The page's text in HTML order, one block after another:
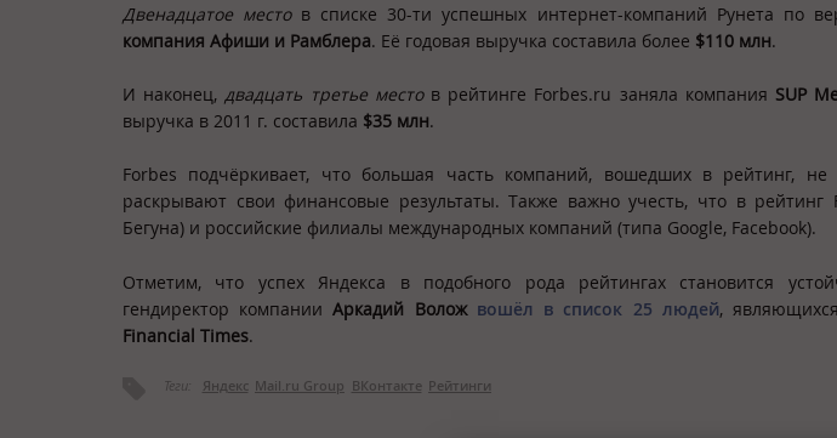
Двенадцатое местов списке 30-ти успешных интернет-компаний Рунета по
компания Афиши и Рамблера. Её годовая выручка составила более $110 млн.
И наконец, двадцать третье местов рейтинге Forbes.ru заняла компания SUP
выручка в 2011 г. составила $35 млн.
Forbes подчёркивает, что большая часть компаний, вошедших в рейтинг,
раскрывают свои финансовые результаты. Также важно учесть, что в
Бегуна) и российские филиалы международных компаний (типа Google, Facebook).
Отметим, что успех Яндекса в подобного рода рейтингах становится
гендиректор компанииАркадий Волож вошёл в список 25 людей,
Financial Times.
Теги: Яндекс Mail.ru Group ВКонтакте Рейтинги